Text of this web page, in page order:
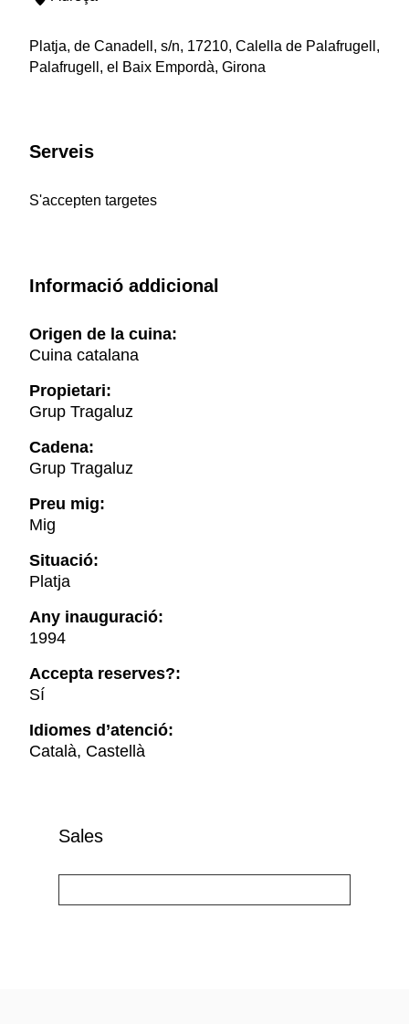
Platja, de Canadell, s/n, 17210, Calella de Palafrugell,
Palafrugell, el Baix Empordà, Girona
Serveis
S'accepten targetes
Informació addicional
Origen de la cuina:
Cuina catalana
Propietari:
Grup Tragaluz
Cadena:
Grup Tragaluz
Preu mig:
Mig
Situació:
Platja
Any inauguració:
1994
Accepta reserves?:
Sí
Idiomes d’atenció:
Català, Castellà
Sales